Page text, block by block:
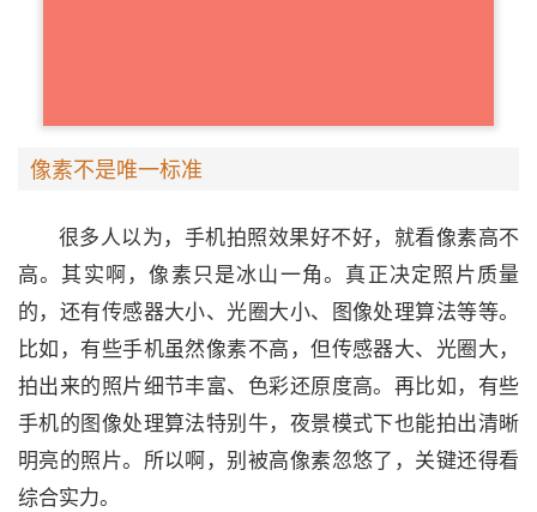
像素不是唯一标准
很多人以为，手机拍照效果好不好，就看像素高不
高。其实啊，像素只是冰山一角。真正决定照片质量
的，还有传感器大小、光圈大小、图像处理算法等等。
比如，有些手机虽然像素不高，但传感器大、光圈大，
拍出来的照片细节丰富、色彩还原度高。再比如，有些
手机的图像处理算法特别牛，夜景模式下也能拍出清晰
明亮的照片。所以啊，别被高像素忽悠了，关键还得看
综合实力。